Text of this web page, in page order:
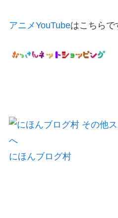
アニメYouTubeはこちらで
にほんブログ村